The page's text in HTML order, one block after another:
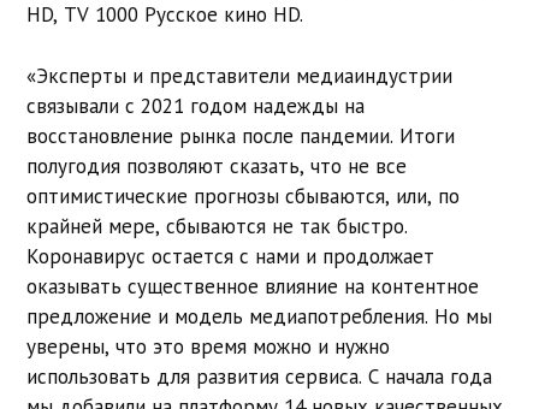
HD, TV 1000 Русское кино HD.
«Эксперты и представители медиаиндустрии
связывали с 2021 годом надежды на
восстановление рынка после пандемии. Итоги
полугодия позволяют сказать, что не все
оптимистические прогнозы сбываются, или, по
крайней мере, сбываются не так быстро.
Коронавирус остается с нами и продолжает
оказывать существенное влияние на контентное
предложение и модель медиапотребления. Но мы
уверены, что это время можно и нужно
использовать для развития сервиса. С начала года